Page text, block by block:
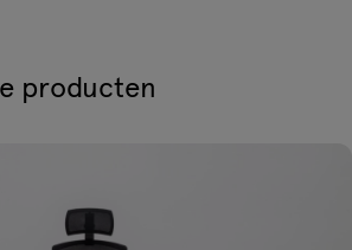
producten